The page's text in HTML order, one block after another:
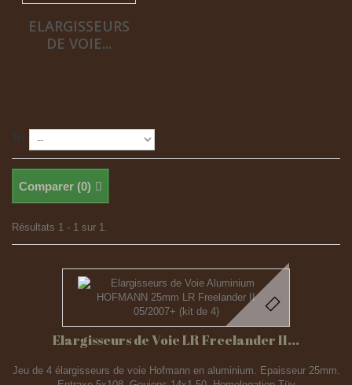
ELARGISSEURS
DE VOIE...
Comparer (0)
Résultats 1 - 1 sur 1.
Elargisseurs de Voie LR Freelander II...
Jeu de 4 élargisseurs de voie Hofmann en aluminium. Epaisseur 25mm.